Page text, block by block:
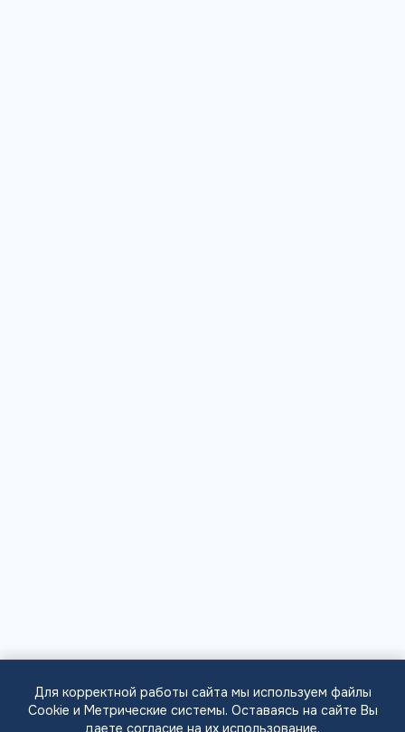
Для корректной работы сайта мы используем файлы
Cookie и Метрические системы. Оставаясь на сайте Вы
даете согласие на их использование.